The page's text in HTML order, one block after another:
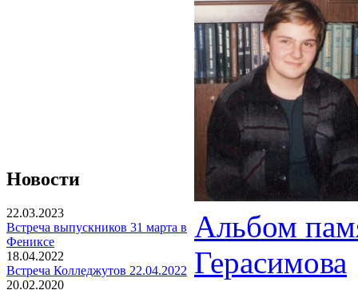
Новости
22.03.2023
Встреча выпускников 31 марта в
Фениксе
18.04.2022
Встреча Колледжутов 22.04.2022
20.02.2020
Альбом
Герасимова